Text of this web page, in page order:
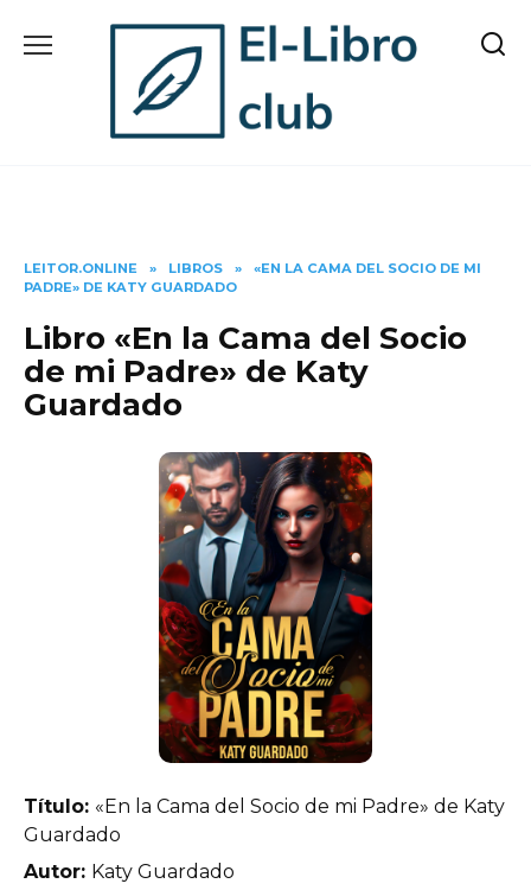
LEITOR.ONLINE » LIBROS »
«EN LA CAMA DEL SOCIO DE MI
PADRE» DE KATY GUARDADO
Libro «En la Cama del Socio
de mi Padre» de Katy
Guardado
Título: «En la Cama del Socio de mi Padre» de Katy
Guardado
Autor: Katy Guardado